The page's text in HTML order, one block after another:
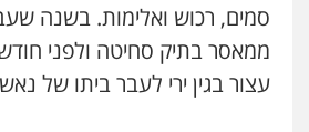
עו"ד אסף דוק
חמורה חקירות ומעצרים
סמים, רכוש ואלימות. בשנה
ממאסר בתיק סחיטה ולפני
עצור בגין ירי לעבר ביתו של